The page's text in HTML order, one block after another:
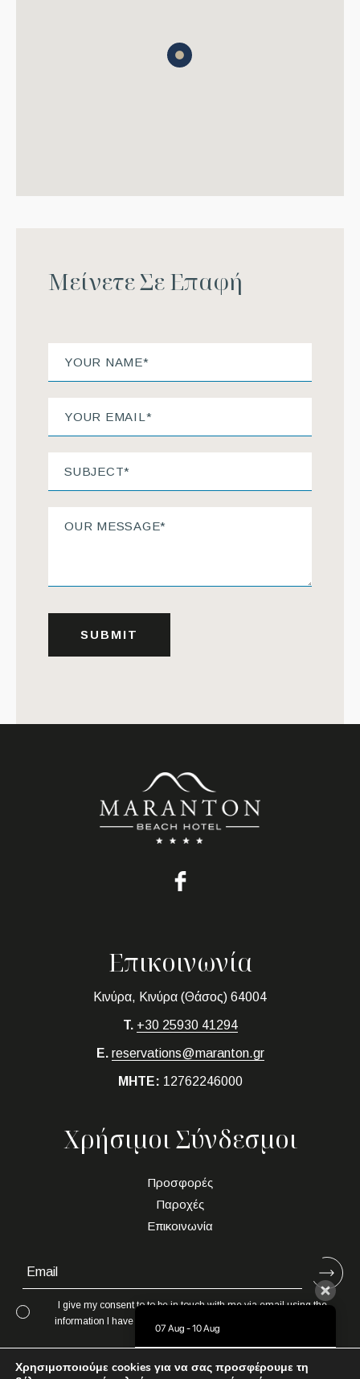
ΜείνετεΣεΕπαφή
Επικοινωνία
Κινύρα, Κινύρα (Θάσος) 64004
T. +30 25930 41294
E. reservations@maranton.gr
MHTE: 12762246000
Χρήσιμοι Σύνδεσμοι
Προσφορές
Παροχές
Επικοινωνία
I give my consent to to be in touch with me via email using the
information I have provided in this form for the purpose of news,
updates and marketing.
Χρησιμοποιούμε cookies για να σας προσφέρουμε τη
07 Aug - 10 Aug
Please contact us for more information.